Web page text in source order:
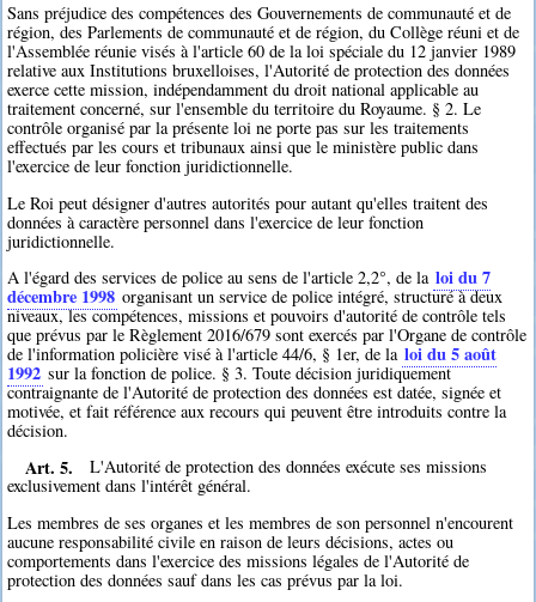
Sans préjudice des compétences des Gouvernements de communauté et de
région, des Parlements de communauté et de région, du Collège réuni et de
l'Assemblée réunie visés à l'article 60 de la loi spéciale du 12 janvier 1989
relative aux Institutions bruxelloises, l'Autorité de protection des données
exerce cette mission, indépendamment du droit national applicable au
traitement concerné, sur l'ensemble du territoire du Royaume. § 2. Le
contrôle organisé par la présente loi ne porte pas sur les traitements
effectués par les cours et tribunaux ainsi que le ministère public dans
l'exercice de leur fonction juridictionnelle.
Le Roi peut désigner d'autres autorités pour autant qu'elles traitent des
données à caractère personnel dans l'exercice de leur fonction
juridictionnelle.
A l'égard des services de police au sens de l'article 2,2°, de la loi du 7
décembre 1998 organisant un service de police intégré, structuré à deux
niveaux, les compétences, missions et pouvoirs d'autorité de contrôle tels
que prévus par le Règlement 2016/679 sont exercés par l'Organe de contrôle
de l'information policière visé à l'article 44/6, § 1er, de la loi du 5 août
1992 sur la fonction de police. § 3. Toute décision juridiquement
contraignante de l'Autorité de protection des données est datée, signée et
motivée, et fait référence aux recours qui peuvent être introduits contre la
décision.
Art. 5.
L'Autorité de protection des données exécute ses missions
exclusivement dans l'intérêt général.
Les membres de ses organes et les membres de son personnel n'encourent
aucune responsabilité civile en raison de leurs décisions, actes ou
comportements dans l'exercice des missions légales de l'Autorité de
protection des données sauf dans les cas prévus par la loi.